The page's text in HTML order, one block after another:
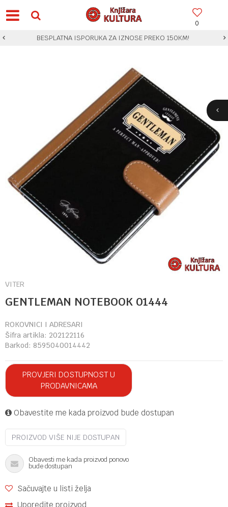
0
BESPLATNA ISPORUKA ZA IZNOSE PREKO 150KM!
VITER
GENTLEMAN NOTEBOOK 01444
ROKOVNICI I ADRESARI
Šifra artikla: 202122116
Barkod: 8595040014442
PROVJERI DOSTUPNOST U
PRODAVNICAMA
Obavestite me kada proizvod bude dostupan
PROIZVOD VIŠE NIJE DOSTUPAN
Obavesti me kada proizvod ponovo
bude dostupan
Sačuvajte u listi želja
Uporedite proizvod